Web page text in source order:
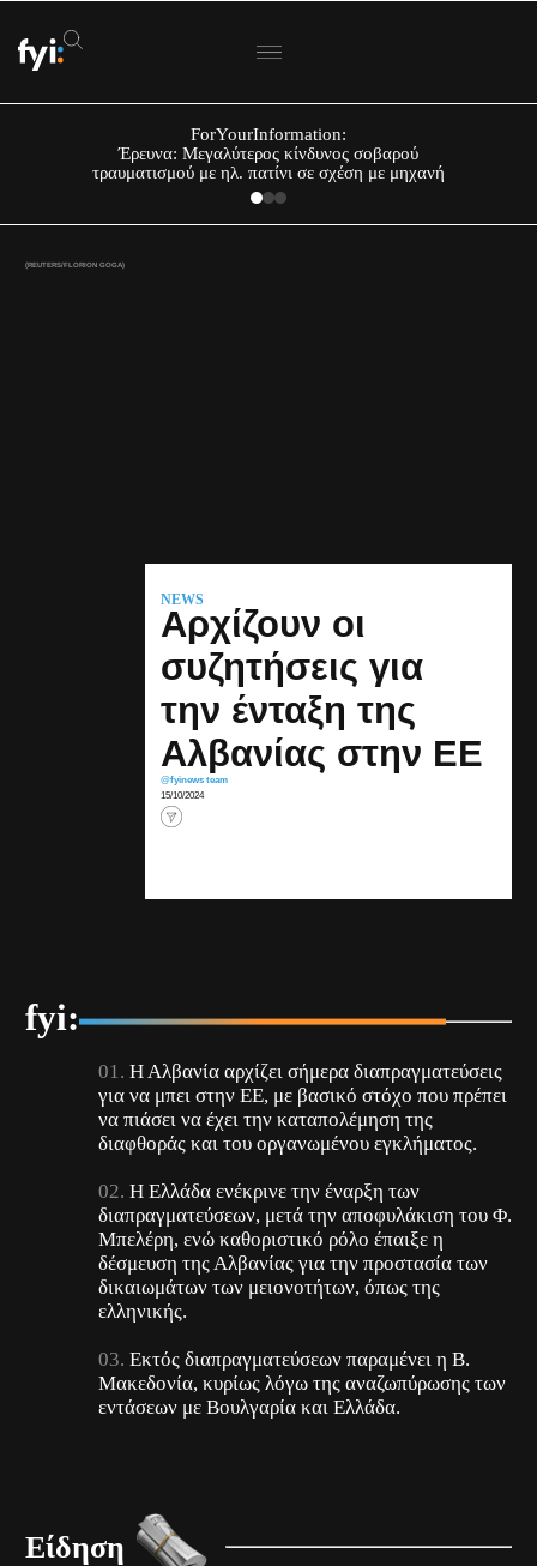
ForYourInformation:
Έρευνα: Μεγαλύτερος κίνδυνος σοβαρού
τραυματισμού με ηλ. πατίνι σε σχέση με μηχανή
(REUTERS/FLORION GOGA)
NEWS
Αρχίζουν οι
συζητήσεις για
την ένταξη της
Αλβανίας στην ΕΕ
@fyinews team
15/10/2024
fyi:
Η Αλβανία αρχίζει σήμερα διαπραγματεύσεις
για να μπει στην ΕΕ, με βασικό στόχο που πρέπει
να πιάσει να έχει την καταπολέμηση της
διαφθοράς και του οργανωμένου εγκλήματος.
Η Ελλάδα ενέκρινε την έναρξη των
διαπραγματεύσεων, μετά την αποφυλάκιση του Φ.
Μπελέρη, ενώ καθοριστικό ρόλο έπαιξε η
δέσμευση της Αλβανίας για την προστασία των
δικαιωμάτων των μειονοτήτων, όπως της
ελληνικής.
Εκτός διαπραγματεύσεων παραμένει η Β.
Μακεδονία, κυρίως λόγω της αναζωπύρωσης των
εντάσεων με Βουλγαρία και Ελλάδα.
Είδηση